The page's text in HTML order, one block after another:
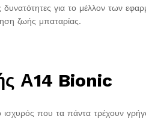
δυνατότητες για το μέλλον των
ζωής μπαταρίας.
Α14 Bionic
που τα πάντα τρέχουν